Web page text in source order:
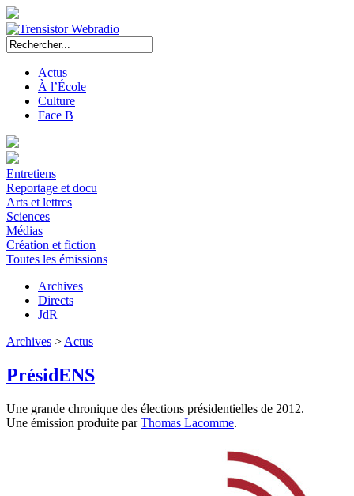
Actus
À l’École
Culture
Face B
Entretiens
Reportage et docu
Arts et lettres
Sciences
Médias
Création et fiction
Toutes les émissions
Archives
Directs
JdR
Archives > Actus
PrésidENS
Une grande chronique des élections présidentielles de 2012.
Une émission produite parThomas Lacomme.